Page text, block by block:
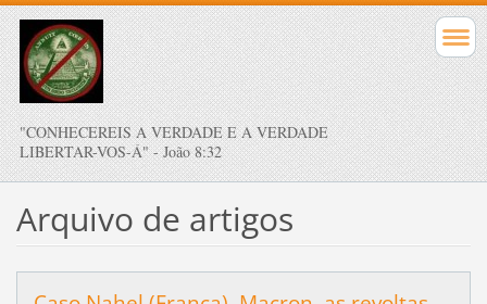
"CONHECEREIS A VERDADE E A VERDADE
LIBERTAR-VOS-Á" - João 8:32
Arquivo de artigos